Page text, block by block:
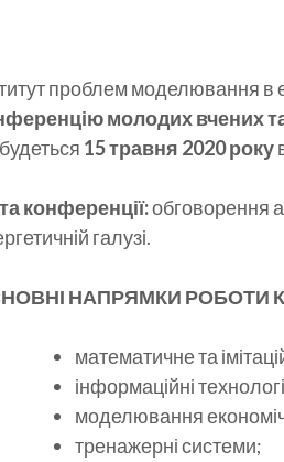
проблем моделювання в
молодих вчених
15 травня 2020 року
конференції:обговорення
галузі.
НАПРЯМКИ РОБОТИ
математичне та
інформаційні
моделювання
тренажерні системи;